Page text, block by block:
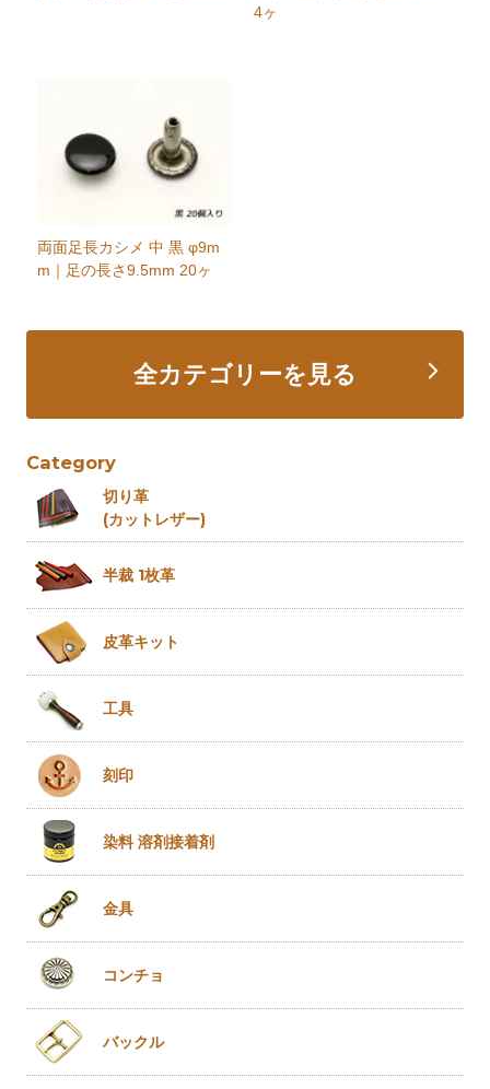
4ヶ
両面足長カシメ 中 黒 φ9m
m｜足の長さ9.5mm 20ヶ
全カテゴリーを見る
Category
切り革
(カットレザー)
半裁 1枚革
皮革キット
工具
刻印
染料 溶剤接着剤
金具
コンチョ
バックル